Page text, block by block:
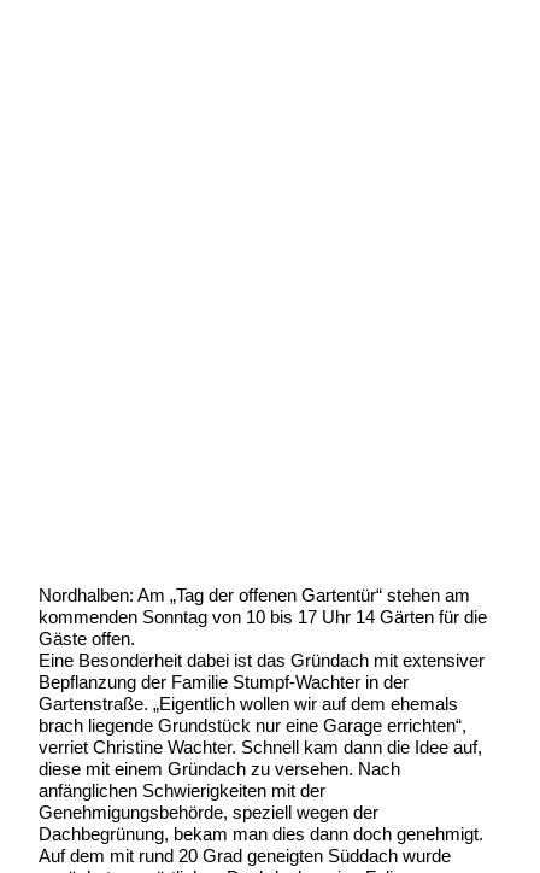
Nordhalben: Am „Tag der offenen Gartentür“ stehen am
kommenden Sonntag von 10 bis 17 Uhr 14 Gärten für die
Gäste offen.
Eine Besonderheit dabei ist das Gründach mit extensiver
Bepflanzung der Familie Stumpf-Wachter in der
Gartenstraße. „Eigentlich wollen wir auf dem ehemals
brach liegende Grundstück nur eine Garage errichten“,
verriet Christine Wachter. Schnell kam dann die Idee auf,
diese mit einem Gründach zu versehen. Nach
anfänglichen Schwierigkeiten mit der
Genehmigungsbehörde, speziell wegen der
Dachbegrünung, bekam man dies dann doch genehmigt.
Auf dem mit rund 20 Grad geneigten Süddach wurde